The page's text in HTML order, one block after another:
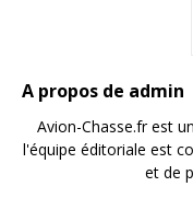
A propos de admin
Avion-Chasse.fr est
l'équipe éditoriale est
et de